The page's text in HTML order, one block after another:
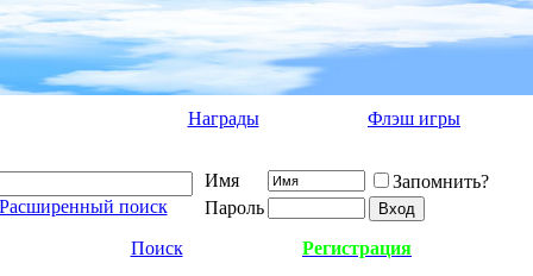
Награды Флэш игры
поиск
Имя
Запомнить?
Пароль
Поиск
Регистрация